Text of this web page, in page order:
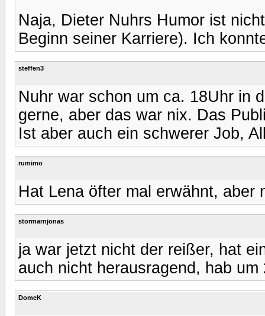
Naja, Dieter Nuhrs Humor ist
Beginn seiner Karriere). Ich
steffen3
Nuhr war schon um ca. 18Uhr in
gerne, aber das war nix. Das
Ist aber auch ein schwerer Job,
rumimo
Hat Lena öfter mal erwähnt, aber
stormarnjonas
ja war jetzt nicht der reißer, hat
auch nicht herausragend, hab
DomeK